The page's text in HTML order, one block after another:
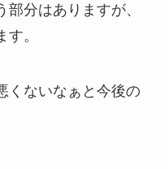
分はありますが、
。
くないなぁと今後の